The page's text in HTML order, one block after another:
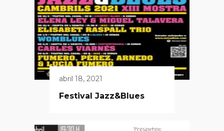
abril 18, 2021
Festival Jazz&Blues